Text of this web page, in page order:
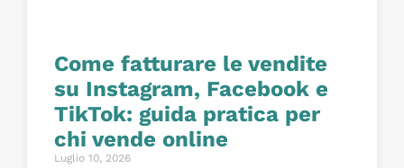
Come fatturare le vendite
su Instagram, Facebook e
TikTok: guida pratica per
chi vende online
Luglio 10, 2026